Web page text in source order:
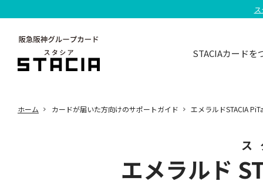
STACIAカードを
ホーム カードが届いた方向けのサポートガイド エメラルドSTACIA
エメラルド
ス